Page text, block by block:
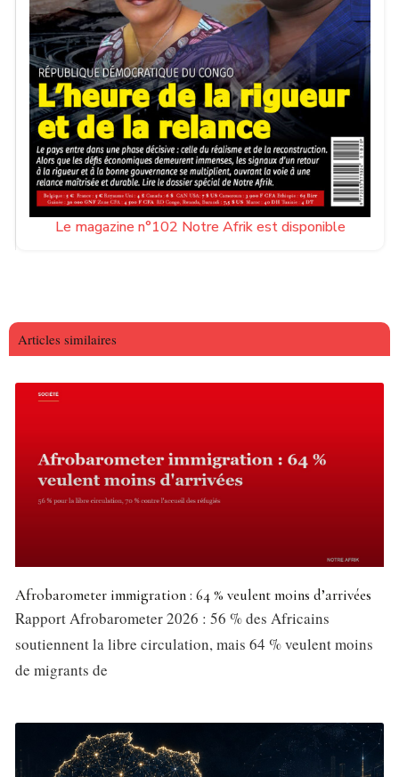
Le magazine n°102 Notre Afrik est disponible
Articles similaires
Afrobarometer immigration : 64 % veulent moins d’arrivées
Rapport Afrobarometer 2026 : 56 % des Africains
soutiennent la libre circulation, mais 64 % veulent moins
de migrants de